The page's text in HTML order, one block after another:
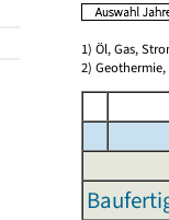
1) Öl, Gas,
2)